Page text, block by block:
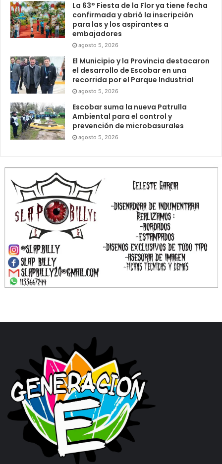
La 63° Fiesta de la Flor ya tiene fecha
confirmada y abrió la inscripción
para las y los aspirantes a
embajadores
agosto 5, 2026
El Municipio y la Provincia destacaron
el desarrollo de Escobar en una
recorrida por el Parque Industrial
agosto 5, 2026
Escobar suma la nueva Patrulla
Ambiental para el control y
prevención de microbasurales
agosto 5, 2026